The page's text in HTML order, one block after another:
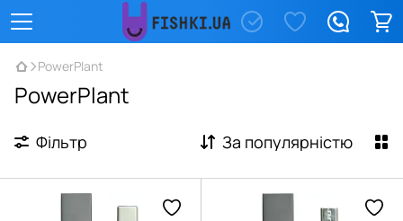
PowerPlant
PowerPlant
Фільтр За популярністю